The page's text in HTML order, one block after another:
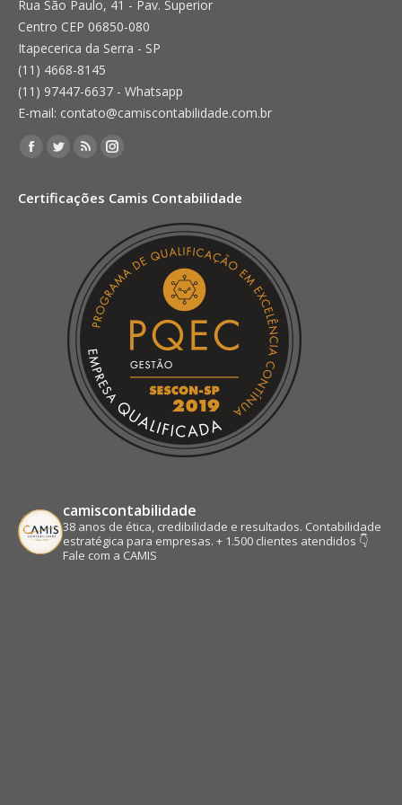
Rua São Paulo, 41 - Pav. Superior
Centro CEP 06850-080
Itapecerica da Serra - SP
(11) 4668-8145
(11) 97447-6637 - Whatsapp
E-mail: contato@camiscontabilidade.com.br
Encontre-nos em:
Facebook
opens
Twitter
opens
window
Rss
opens
new
window
Instagram
opens
new
window
Certificações Camis Contabilidade
camiscontabilidade
38 anos de ética, credibilidade e resultados. Contabilidade
estratégica para empresas. + 1.500 clientes atendidos 👇
Fale com a CAMIS